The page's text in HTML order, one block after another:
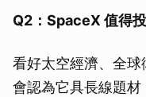
Q2：SpaceX 值得
看好太空經濟、全球
會認為它具長線題